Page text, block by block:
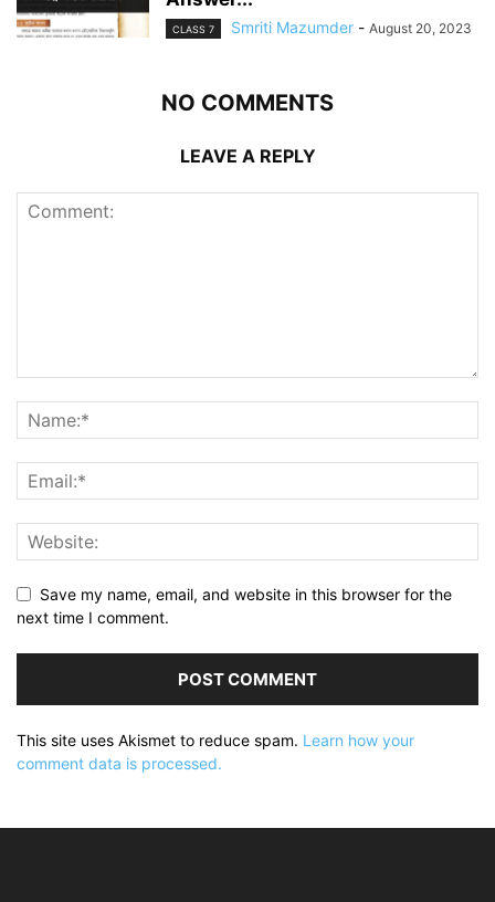
CLASS 7 Smriti Mazumder - August 20, 2023
NO COMMENTS
LEAVE A REPLY
Save my name, email, and website in this browser for the
next time I comment.
This site uses Akismet to reduce spam. Learn how your
comment data is processed.